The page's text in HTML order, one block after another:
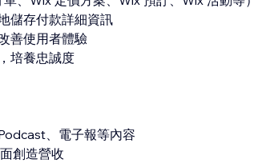
儲存付款詳細資訊
善使用者體驗
培養忠誠度
、電子報等內容
創造營收